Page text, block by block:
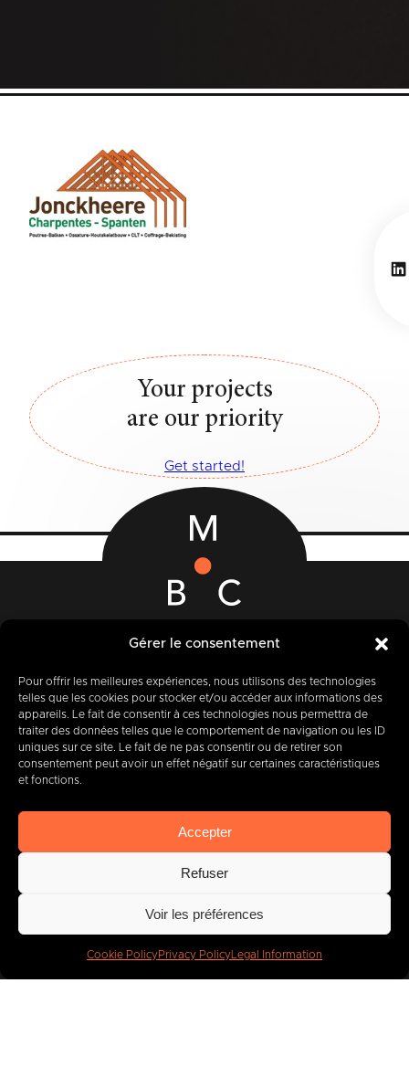
Gérer le consentement
Pour offrir les meilleures expériences, nous utilisons des technologies
telles que les cookies pour stocker et/ou accéder aux informations des
appareils. Le fait de consentir à ces technologies nous permettra de
traiter des données telles que le comportement de navigation ou les ID
uniques sur ce site. Le fait de ne pas consentir ou de retirer son
consentement peut avoir un effet négatif sur certaines caractéristiques
et fonctions.
Accepter
Refuser
Voir les préférences
Cookie PolicyPrivacy Policy Legal Information
Your projects
are our priority
Get started!
B-7000 MONS
+32 (0) 65 39 95 70
info@imbc.be
400companies.